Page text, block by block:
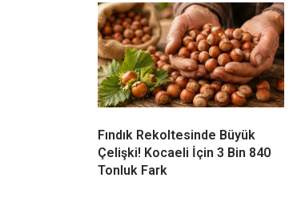
saçlı) aslında Cebecinin
hayatını kurtararak da ismini
ilçemizde taktirle karşılandı.